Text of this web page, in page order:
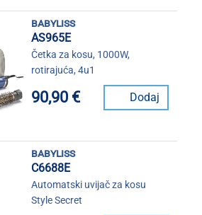
babyliss
AS965E
Četka za kosu, 1000W,
rotirajuća, 4u1
90,90 € Dodaj
babyliss
C6688E
Automatski uvijač za kosu
Style Secret